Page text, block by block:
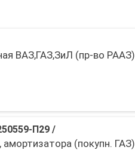
ВАЗ,ГАЗ,ЗиЛ (пр-во РААЗ)
П29/
(покупн. ГАЗ)